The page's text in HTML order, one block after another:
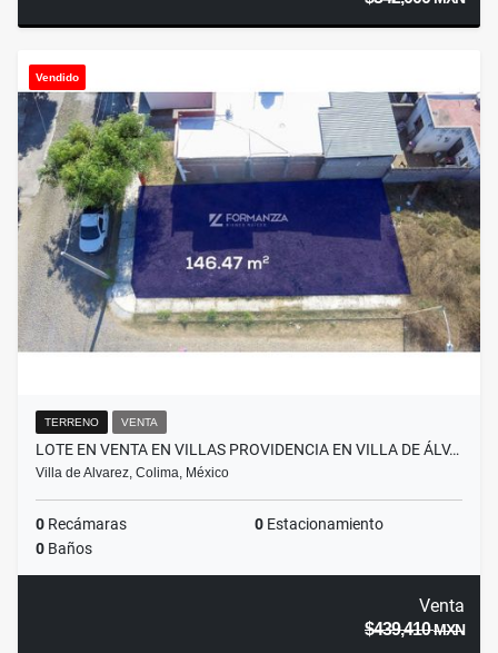
Vendido
TERRENO VENTA
LOTE EN VENTA EN VILLAS PROVIDENCIA EN VILLA DE ÁLV…
Villa de Alvarez, Colima, México
0 Recámaras 0 Estacionamiento
0 Baños
Venta
$439,410MXN